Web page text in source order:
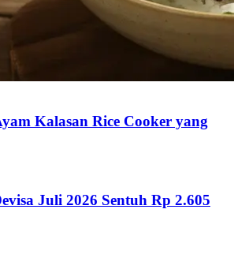
Kalasan Rice Cooker yang
Juli 2026 Sentuh Rp 2.605